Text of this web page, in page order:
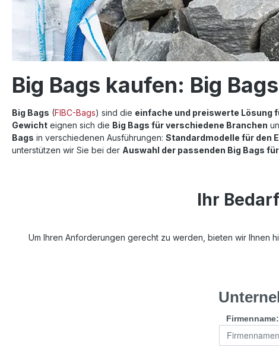
Big Bags kaufen: Big
Big Bags (FIBC-Bags) sind die einfache und preiswerte Lösung
Gewicht eignen sich die Big Bags für verschiedene Branchen
Bags in verschiedenen Ausführungen: Standardmodelle für den
unterstützen wir Sie bei der Auswahl der passenden Big Bags
Ihr
Um Ihren Anforderungen gerecht zu werden, bieten wir Ihnen